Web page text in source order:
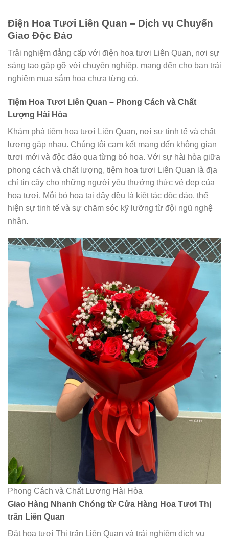
Điện Hoa Tươi Liên Quan – Dịch vụ Chuyển
Giao Độc Đáo
Trải nghiệm đẳng cấp với điện hoa tươi Liên Quan, nơi sự
sáng tạo gặp gỡ với chuyên nghiệp, mang đến cho bạn trải
nghiệm mua sắm hoa chưa từng có.
Tiệm Hoa Tươi Liên Quan – Phong Cách và Chất
Lượng Hài Hòa
Khám phá tiệm hoa tươi Liên Quan, nơi sự tinh tế và chất
lượng gặp nhau. Chúng tôi cam kết mang đến không gian
tươi mới và độc đáo qua từng bó hoa. Với sự hài hòa giữa
phong cách và chất lượng, tiệm hoa tươi Liên Quan là địa
chỉ tin cậy cho những người yêu thưởng thức vẻ đẹp của
hoa tươi. Mỗi bó hoa tại đây đều là kiệt tác độc đáo, thể
hiện sự tinh tế và sự chăm sóc kỹ lưỡng từ đội ngũ nghệ
nhân.
Phong Cách và Chất Lượng Hài Hòa
Giao Hàng Nhanh Chóng từ Cửa Hàng Hoa Tươi Thị
trấn Liên Quan
Đặt hoa tươi Thị trấn Liên Quan và trải nghiệm dịch vụ